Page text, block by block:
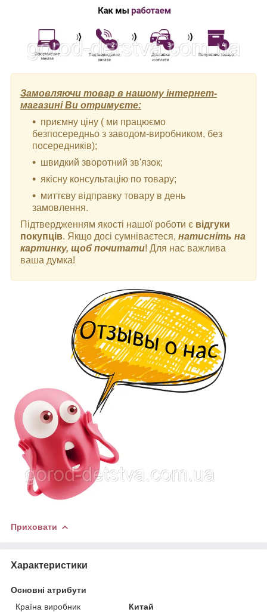
Замовляючи товар в нашому інтернет-
магазині Ви отримуєте:
приємну ціну ( ми працюємо
безпосередньо з заводом-виробником, без
посередників);
швидкий зворотний зв'язок;
якісну консультацію по товару;
миттєву відправку товару в день
замовлення.
Підтвердженням якості нашої роботи є відгуки
покупців. Якщо досі сумніваєтеся, натисніть на
картинку, щоб почитати! Для нас важлива
ваша думка!
Приховати
Характеристики
Основні атрибути
Країна виробник
Китай